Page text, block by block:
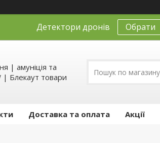
Детектори дронів Обрати
| амуніція та
| Блекаут товари
Доставка та оплата Акції